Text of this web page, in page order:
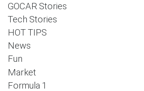
GOCAR Stories
Tech Stories
HOT TIPS
News
Fun
Market
Formula 1